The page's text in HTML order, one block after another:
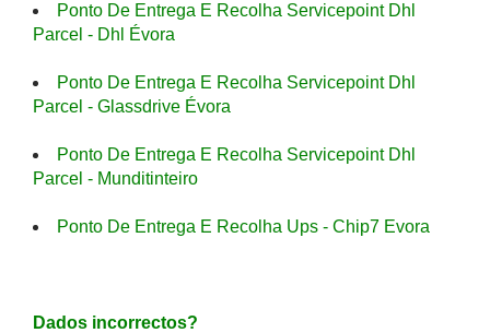
Ponto De Entrega E Recolha Servicepoint Dhl
Parcel - Dhl Évora
Ponto De Entrega E Recolha Servicepoint Dhl
Parcel - Glassdrive Évora
Ponto De Entrega E Recolha Servicepoint Dhl
Parcel - Munditinteiro
Ponto De Entrega E Recolha Ups - Chip7 Evora
Dados incorrectos?